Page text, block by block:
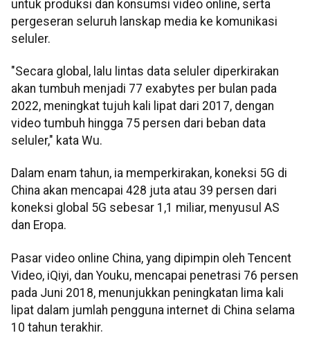
untuk produksi dan konsumsi video online, serta
pergeseran seluruh lanskap media ke komunikasi
seluler.
"Secara global, lalu lintas data seluler diperkirakan
akan tumbuh menjadi 77 exabytes per bulan pada
2022, meningkat tujuh kali lipat dari 2017, dengan
video tumbuh hingga 75 persen dari beban data
seluler," kata Wu.
Dalam enam tahun, ia memperkirakan, koneksi 5G di
China akan mencapai 428 juta atau 39 persen dari
koneksi global 5G sebesar 1,1 miliar, menyusul AS
dan Eropa.
Pasar video online China, yang dipimpin oleh Tencent
Video, iQiyi, dan Youku, mencapai penetrasi 76 persen
pada Juni 2018, menunjukkan peningkatan lima kali
lipat dalam jumlah pengguna internet di China selama
10 tahun terakhir.